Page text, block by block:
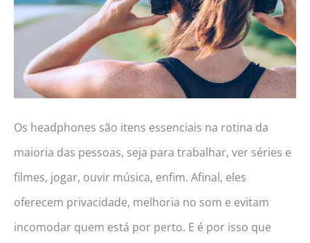
Intelbras,
ELG
mais!)
Os headphones são itens essenciais na rotina da
maioria das pessoas, seja para trabalhar, ver séries e
filmes, jogar, ouvir música, enfim. Afinal, eles
oferecem privacidade, melhoria no som e evitam
incomodar quem está por perto. E é por isso que